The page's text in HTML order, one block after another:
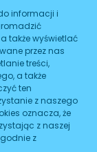
08:00 -16:00
08:00-16:00
08:00-16:00
08:00
w
informacji i
także wyświetlać
przez nas
treści,
a także
ten
z naszego
oznacza, że
z naszej
z